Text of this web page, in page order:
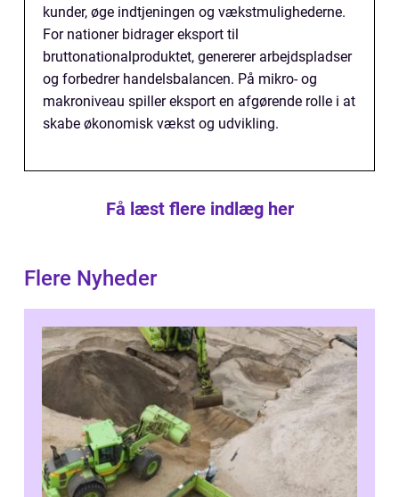
kunder, øge indtjeningen og vækstmulighederne.
For nationer bidrager eksport til
bruttonationalproduktet, genererer arbejdspladser
og forbedrer handelsbalancen. På mikro- og
makroniveau spiller eksport en afgørende rolle i at
skabe økonomisk vækst og udvikling.
Få læst flere indlæg her
Flere Nyheder